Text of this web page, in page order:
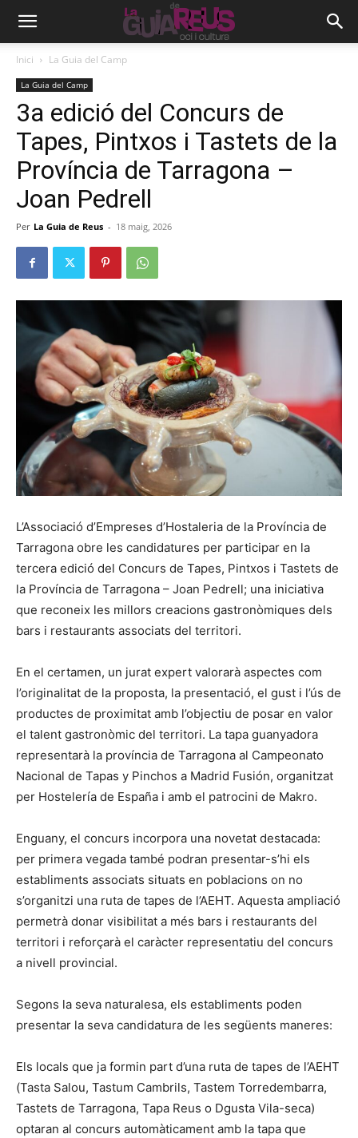
Inici La Guia del Camp
La Guia del Camp
3a edició del Concurs de
Tapes, Pintxos i Tastets de la
Província de Tarragona –
Joan Pedrell
Per La Guia de Reus - 18 maig, 2026
L’Associació d’Empreses d’Hostaleria de la Província de
Tarragona obre les candidatures per participar en la
tercera edició del Concurs de Tapes, Pintxos i Tastets de
la Província de Tarragona – Joan Pedrell; una iniciativa
que reconeix les millors creacions gastronòmiques dels
bars i restaurants associats del territori.
En el certamen, un jurat expert valorarà aspectes com
l’originalitat de la proposta, la presentació, el gust i l’ús de
productes de proximitat amb l’objectiu de posar en valor
el talent gastronòmic del territori. La tapa guanyadora
representarà la província de Tarragona al Campeonato
Nacional de Tapas y Pinchos a Madrid Fusión, organitzat
per Hostelería de España i amb el patrocini de Makro.
Enguany, el concurs incorpora una novetat destacada:
per primera vegada també podran presentar-s’hi els
establiments associats situats en poblacions on no
s’organitzi una ruta de tapes de l’AEHT. Aquesta ampliació
permetrà donar visibilitat a més bars i restaurants del
territori i reforçarà el caràcter representatiu del concurs
a nivell provincial.
Segons la seva naturalesa, els establiments poden
presentar la seva candidatura de les següents maneres:
Els locals que ja formin part d’una ruta de tapes de l’AEHT
(Tasta Salou, Tastum Cambrils, Tastem Torredembarra,
Tastets de Tarragona, Tapa Reus o Dgusta Vila-seca)
optaran al concurs automàticament amb la tapa que